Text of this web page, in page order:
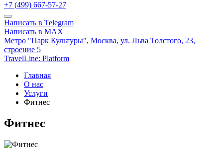
+7 (499) 667-57-27
Написать в Telegram
Написать в MAX
Метро "Парк Культуры", Москва, ул. Льва Толстого, 23,
строение 5
TravelLine: Platform
Главная
О нас
Услуги
Фитнес
Фитнес